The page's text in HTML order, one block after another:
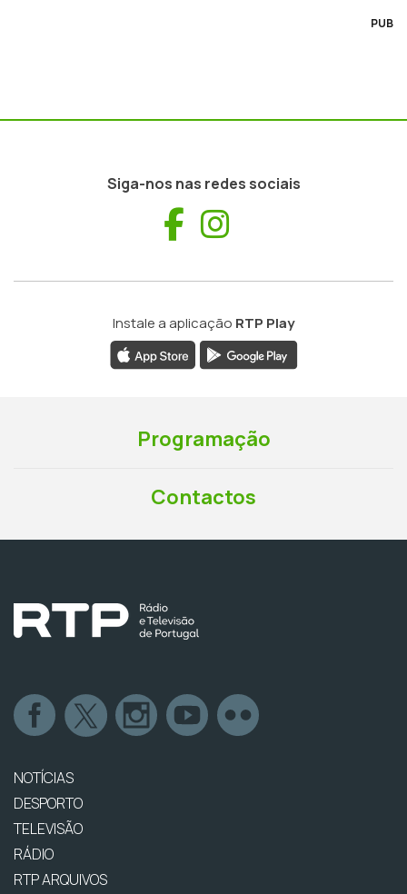
PUB
Siga-nos nas redes sociais
Facebook
Instale a aplicação RTP Play
Programação
Contactos
NOTÍCIAS
DESPORTO
TELEVISÃO
RÁDIO
RTP ARQUIVOS